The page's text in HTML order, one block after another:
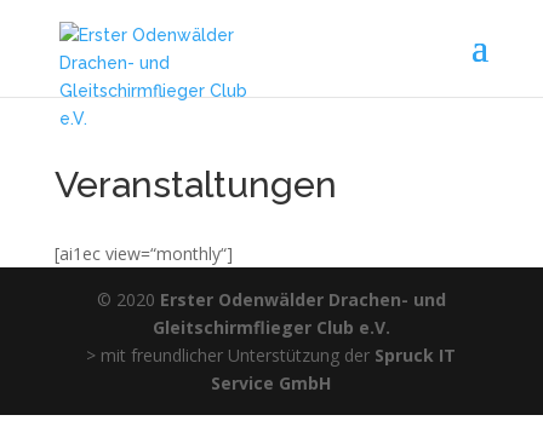
Veranstaltungen
[ai1ec view=“monthly“]
© 2020 Erster Odenwälder Drachen- und
Gleitschirmflieger Club e.V.
> mit freundlicher Unterstützung der Spruck IT
Service GmbH